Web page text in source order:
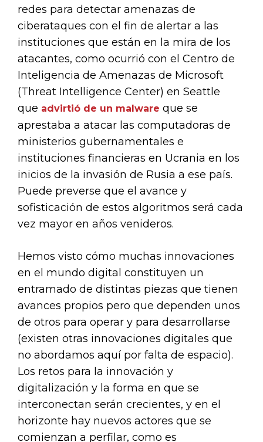
redes para detectar amenazas de
ciberataques con el fin de alertar a las
instituciones que están en la mira de los
atacantes, como ocurrió con el Centro de
Inteligencia de Amenazas de Microsoft
(Threat Intelligence Center) en Seattle
que advirtió de un malware que se
aprestaba a atacar las computadoras de
ministerios gubernamentales e
instituciones financieras en Ucrania en los
inicios de la invasión de Rusia a ese país.
Puede preverse que el avance y
sofisticación de estos algoritmos será cada
vez mayor en años venideros.
Hemos visto cómo muchas innovaciones
en el mundo digital constituyen un
entramado de distintas piezas que tienen
avances propios pero que dependen unos
de otros para operar y para desarrollarse
(existen otras innovaciones digitales que
no abordamos aquí por falta de espacio).
Los retos para la innovación y
digitalización y la forma en que se
interconectan serán crecientes, y en el
horizonte hay nuevos actores que se
comienzan a perfilar, como es